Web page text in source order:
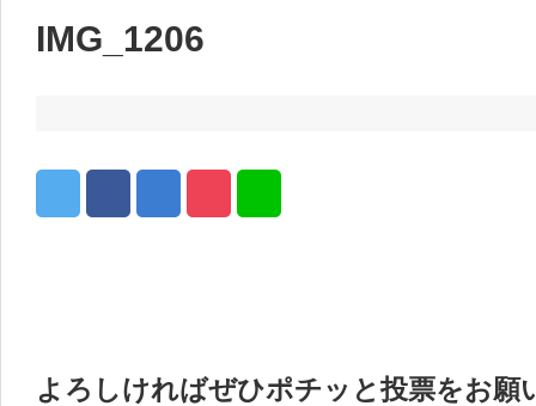
IMG_1206
よろしければぜひポチッと投票をお願